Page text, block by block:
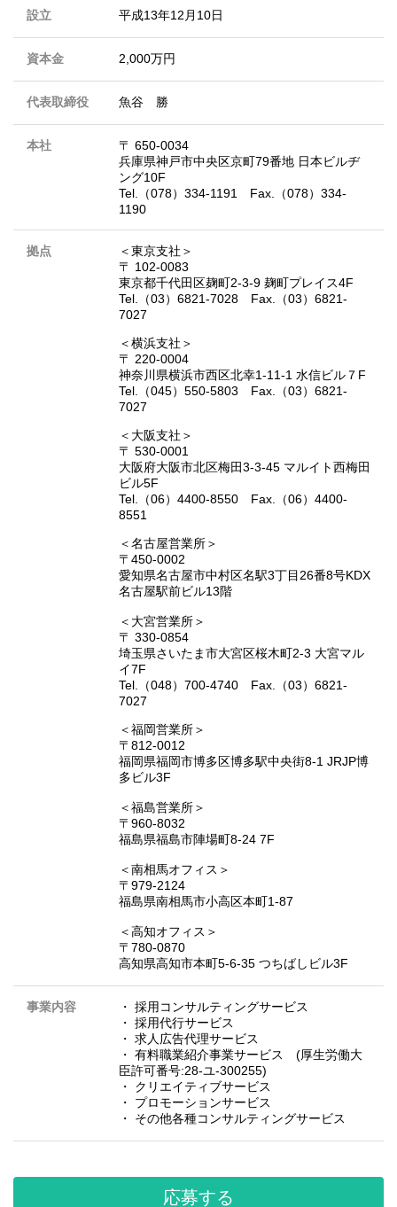
設立 平成13年12月10日
資本金 2,000万円
代表取締役 魚谷 勝
本社
〒 650-0034
兵庫県神戸市中央区京町79番地 日本ビルヂ
ング10F
Tel.（078）334-1191 Fax.（078）334-
1190
拠点
＜東京支社＞
〒 102-0083
東京都千代田区麹町2-3-9 麹町プレイス4F
Tel.（03）6821-7028 Fax.（03）6821-
7027
＜横浜支社＞
〒 220-0004
神奈川県横浜市西区北幸1-11-1 水信ビル７F
Tel.（045）550-5803 Fax.（03）6821-
7027
＜大阪支社＞
〒 530-0001
大阪府大阪市北区梅田3-3-45 マルイト西梅田
ビル5F
Tel.（06）4400-8550 Fax.（06）4400-
8551
＜名古屋営業所＞
〒450-0002
愛知県名古屋市中村区名駅3丁目26番8号KDX
名古屋駅前ビル13階
＜大宮営業所＞
〒 330-0854
埼玉県さいたま市大宮区桜木町2-3 大宮マル
イ7F
Tel.（048）700-4740 Fax.（03）6821-
7027
＜福岡営業所＞
〒812-0012
福岡県福岡市博多区博多駅中央街8-1 JRJP博
多ビル3F
＜福島営業所＞
〒960-8032
福島県福島市陣場町8-24 7F
＜南相馬オフィス＞
〒979-2124
福島県南相馬市小高区本町1-87
＜高知オフィス＞
〒780-0870
高知県高知市本町5-6-35 つちばしビル3F
事業内容
・ 採用コンサルティングサービス
・ 採用代行サービス
・ 求人広告代理サービス
・ 有料職業紹介事業サービス (厚生労働大
臣許可番号:28-ユ-300255)
・ クリエイティブサービス
・ プロモーションサービス
・ その他各種コンサルティングサービス
応募する